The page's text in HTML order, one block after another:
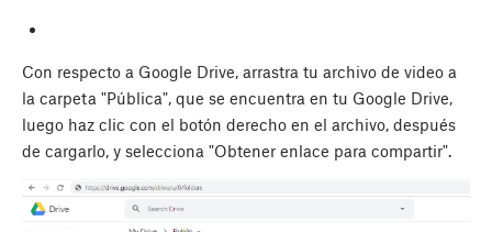
Con respecto a Google Drive, arrastra tu archivo de video a
la carpeta "Pública", que se encuentra en tu Google Drive,
luego haz clic con el botón derecho en el archivo, después
de cargarlo, y selecciona "Obtener enlace para compartir".